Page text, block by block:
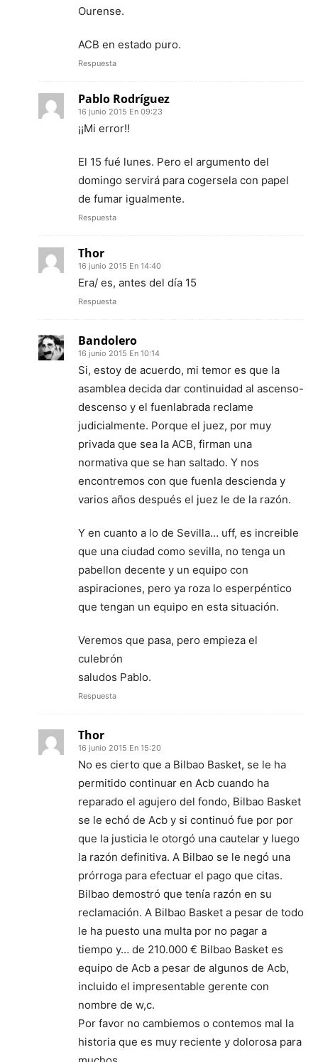
Ourense.
ACB en estado puro.
Respuesta
Pablo Rodríguez
16 junio 2015 En 09:23
¡¡Mi error!!
El 15 fué lunes. Pero el argumento del
domingo servirá para cogersela con papel
de fumar igualmente.
Respuesta
Thor
16 junio 2015 En 14:40
Era/ es, antes del día 15
Respuesta
Bandolero
16 junio 2015 En 10:14
Si, estoy de acuerdo, mi temor es que la
asamblea decida dar continuidad al ascenso-
descenso y el fuenlabrada reclame
judicialmente. Porque el juez, por muy
privada que sea la ACB, firman una
normativa que se han saltado. Y nos
encontremos con que fuenla descienda y
varios años después el juez le de la razón.
Y en cuanto a lo de Sevilla… uff, es increible
que una ciudad como sevilla, no tenga un
pabellon decente y un equipo con
aspiraciones, pero ya roza lo esperpéntico
que tengan un equipo en esta situación.
Veremos que pasa, pero empieza el
culebrón
saludos Pablo.
Respuesta
Thor
16 junio 2015 En 15:20
No es cierto que a Bilbao Basket, se le ha
permitido continuar en Acb cuando ha
reparado el agujero del fondo, Bilbao Basket
se le echó de Acb y si continuó fue por por
que la justicia le otorgó una cautelar y luego
la razón definitiva. A Bilbao se le negó una
prórroga para efectuar el pago que citas.
Bilbao demostró que tenía razón en su
reclamación. A Bilbao Basket a pesar de todo
le ha puesto una multa por no pagar a
tiempo y… de 210.000 € Bilbao Basket es
equipo de Acb a pesar de algunos de Acb,
incluido el impresentable gerente con
nombre de w,c.
Por favor no cambiemos o contemos mal la
historia que es muy reciente y dolorosa para